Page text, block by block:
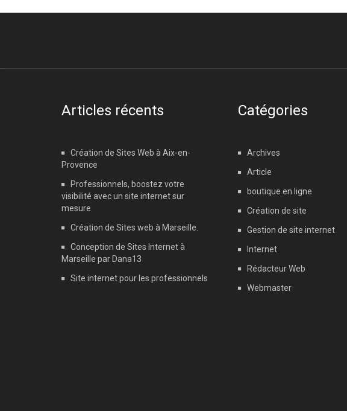
Articles récents
Création de Sites Web à Aix-en-
Provence
Professionnels, boostez votre
visibilité avec un site internet sur
mesure
Création de Sites web à Marseille.
Conception de Sites Internet à
Marseille par Dana13
Site internet pour les professionnels
Catégories
Archives
Article
boutique en ligne
Création de site
Gestion de site internet
Internet
Rédacteur Web
Webmaster